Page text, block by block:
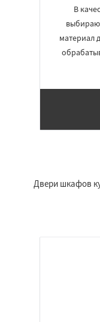
В
материал
Двери шкафов